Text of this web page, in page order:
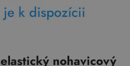
nohavicový